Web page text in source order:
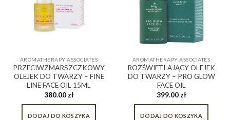
AROMATHERAPY ASSOCIATES
PRZECIWZMARSZCZKOWY
OLEJEK DO TWARZY – FINE
LINE FACE OIL 15ML
380.00 zł
DODAJ DO KOSZYKA
AROMATHERAPY ASSOCIATES
ROZŚWIETLAJĄCY OLEJEK
DO TWARZY – PRO GLOW
FACE OIL
399.00 zł
DODAJ DO KOSZYKA